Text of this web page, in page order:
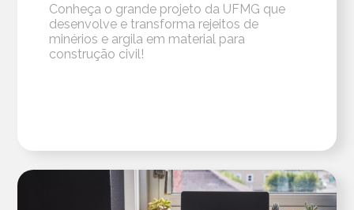
Conheça o grande projeto da UFMG que
desenvolve e transforma rejeitos de
minérios e argila em material para
construção civil!